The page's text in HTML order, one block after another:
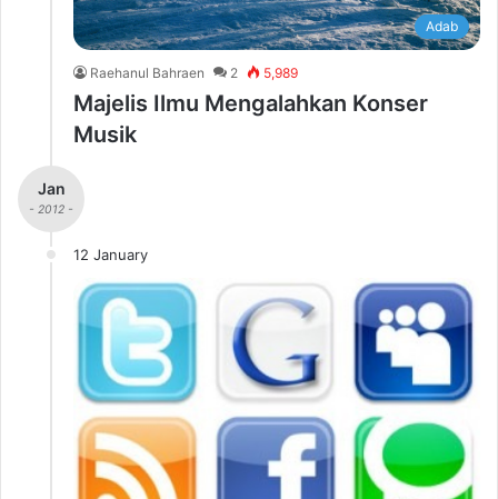
Adab
Raehanul Bahraen 2 5,989
Majelis Ilmu Mengalahkan Konser
Musik
Jan
- 2012 -
12 January